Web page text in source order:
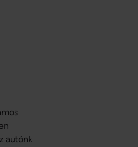
autónk